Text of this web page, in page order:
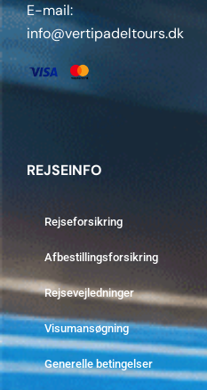
E-mail:
info@vertipadeltours.dk
REJSEINFO
Rejseforsikring
Afbestillingsforsikring
Rejsevejledninger
Visumansøgning
Generelle betingelser